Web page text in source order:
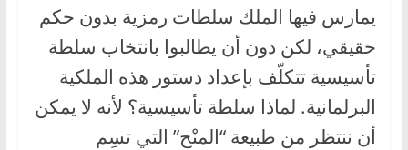
يمارس فيها الملك سلطات رمزية بدون حكم
حقيقي، لكن دون أن يطالبوا بانتخاب سلطة
تأسيسية تتكلّف بإعداد دستور هذه الملكية
البرلمانية. لماذا سلطة تأسيسية؟ لأنه لا يمكن
أن ننتظر من طبيعة “المنْح” التي تسِم